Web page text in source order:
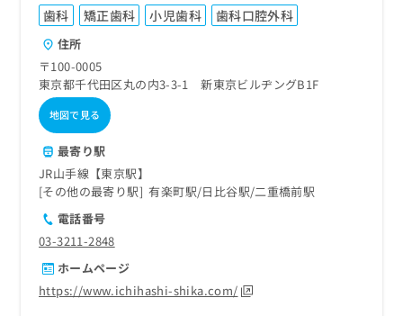
歯科 矯正歯科 小児歯科 歯科口腔外科
住所
〒100-0005
東京都千代田区丸の内3-3-1 新東京ビルヂングB1F
地図で見る
最寄り駅
JR山手線【東京駅】
その他の最寄り駅
有楽町駅 日比谷駅 二重橋前駅
電話番号
03-3211-2848
ホームページ
https://www.ichihashi-shika.com/